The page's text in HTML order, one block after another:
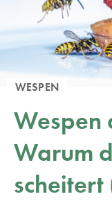
WESPEN
Wespen
Warum